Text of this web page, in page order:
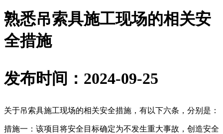
熟悉吊索具施工现场的相关安
全措施
发布时间：2024-09-25
关于吊索具施工现场的相关安全措施，有以下六条，分别是：
措施一：该项目将安全目标确定为不发生重大事故，创造安全